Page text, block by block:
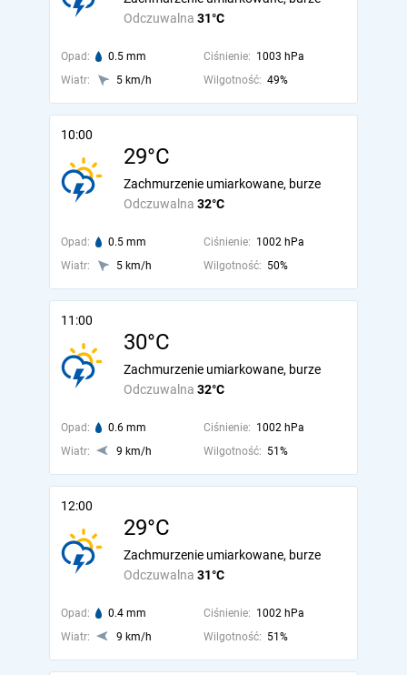
Odczuwalna 31°C
Opad: 0.5 mm Ciśnienie: 1003 hPa
Wiatr:
5 km/h Wilgotność: 49%
10:00
29°C
Odczuwalna 32°C
Zachmurzenie umiarkowane, burze
Opad: 0.5 mm Ciśnienie: 1002 hPa
Wiatr:
5 km/h Wilgotność: 50%
11:00
30°C
Odczuwalna 32°C
Zachmurzenie umiarkowane, burze
Opad: 0.6 mm Ciśnienie: 1002 hPa
Wiatr:
9 km/h Wilgotność: 51%
12:00
29°C
Odczuwalna 31°C
Zachmurzenie umiarkowane, burze
Opad: 0.4 mm Ciśnienie: 1002 hPa
Wiatr:
9 km/h Wilgotność: 51%